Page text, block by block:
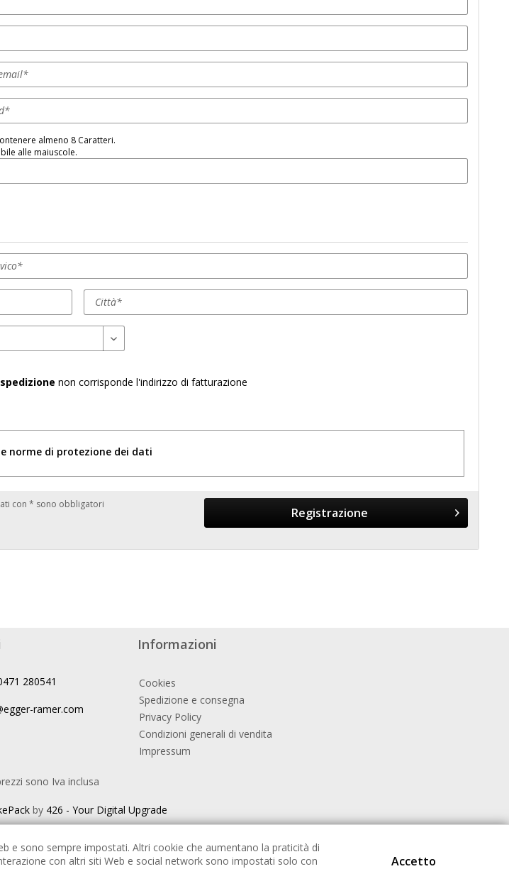
almeno 8 Caratteri.
alle maiuscole.
non corrisponde l'indirizzo di fatturazione
norme di protezione dei dati
con * sono obbligatori
Registrazione
280541
ramer.com
Informazioni
Cookies
Spedizione e consegna
Privacy Policy
Condizioni generali di vendita
Impressum
sono Iva inclusa
by 426 - Your Digital Upgrade
e sono sempre impostati. Altri cookie che aumentano la praticità di
con altri siti Web e social network sono impostati solo con
Accetto